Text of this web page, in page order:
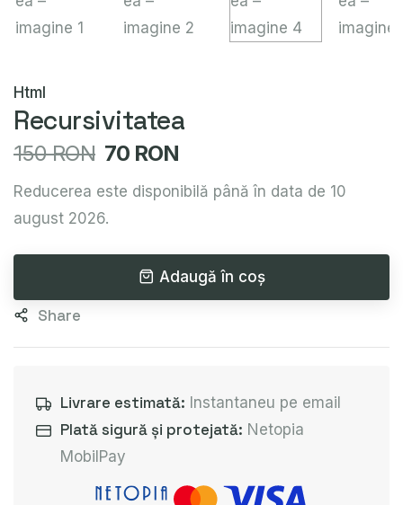
Html
Recursivitatea
150 RON 70 RON
Reducerea este disponibilă până în data de 10
august 2026.
Adaugă în coș
Share
Livrare estimată: Instantaneu pe email
Plată sigură și protejată: Netopia
MobilPay